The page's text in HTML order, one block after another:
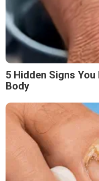
5 Hidden Signs
Body